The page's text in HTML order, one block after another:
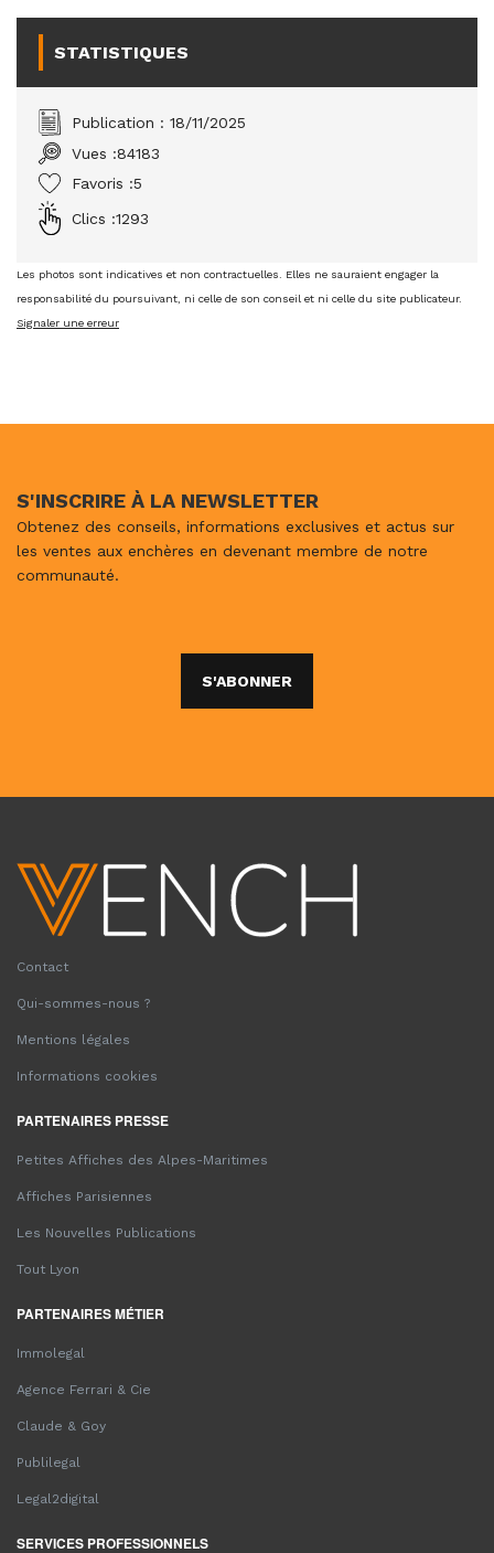
STATISTIQUES
Publication : 18/11/2025
Vues :84183
Favoris :5
Clics :1293
Les photos sont indicatives et non contractuelles. Elles ne sauraient engager la
responsabilité du poursuivant, ni celle de son conseil et ni celle du site publicateur.
Signaler une erreur
S'INSCRIRE À LA NEWSLETTER
Obtenez des conseils, informations exclusives et actus sur
les ventes aux enchères en devenant membre de notre
communauté.
S'ABONNER
Contact
Qui-sommes-nous ?
Mentions légales
Informations cookies
PARTENAIRES PRESSE
Petites Affiches des Alpes-Maritimes
Affiches Parisiennes
Les Nouvelles Publications
Tout Lyon
PARTENAIRES MÉTIER
Immolegal
Agence Ferrari & Cie
Claude & Goy
Publilegal
Legal2digital
SERVICES PROFESSIONNELS